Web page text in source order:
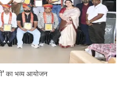
का भव्य आयोजन